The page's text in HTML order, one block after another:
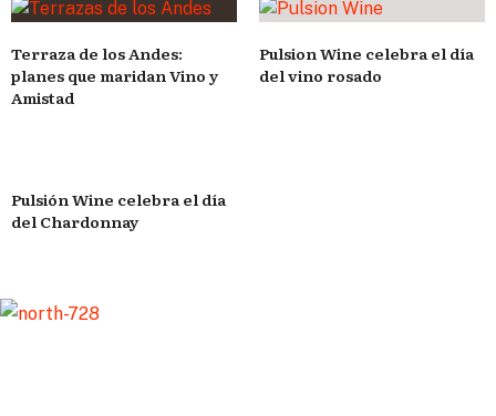
Terraza de los Andes:
planes que maridan Vino y
Amistad
Pulsion Wine celebra el día
del vino rosado
Pulsión Wine celebra el día
del Chardonnay